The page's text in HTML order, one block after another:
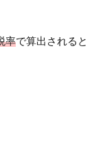
率で算出されると